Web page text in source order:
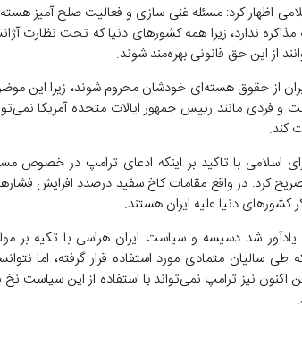
اظهار کرد: مسئله غنی سازی و فعالیت صلح آمیز
ندارد، زیرا همه کشور‌های دنیا که تحت نظارت
از این حق قانونی بهره‌مند شوند.
از حقوق هسته‌ای خودشان محروم شوند، زیرا این
فردی مانند رییس جمهور ایالات متحده آمریکا
کند.
اسلامی با تاکید بر اینکه ادعای ترامپ در خصوص
کرد: در واقع مقامات کاخ سفید درصدد افزایش
دنیا علیه ایران هستند.
شد دسیسه و سیاست ایران هراسی با تکیه بر
سالیان متمادی مورد استفاده قرار گرفته، اما
اکنون نیز ترامپ نمی‌تواند با استفاده از این سیاست نخ